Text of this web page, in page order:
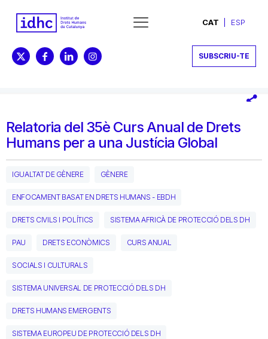
CAT ESP
SUBSCRIU-TE
Relatoria del 35è Curs Anual de Drets
Humans per a una Justícia Global
IGUALTAT DE GÈNERE GÈNERE
ENFOCAMENT BASAT EN DRETS HUMANS - EBDH
DRETS CIVILS I POLÍTICS SISTEMA AFRICÀ DE PROTECCIÓ DELS DH
PAU DRETS ECONÒMICS CURS ANUAL
SOCIALS I CULTURALS
SISTEMA UNIVERSAL DE PROTECCIÓ DELS DH
DRETS HUMANS EMERGENTS
SISTEMA EUROPEU DE PROTECCIÓ DELS DH